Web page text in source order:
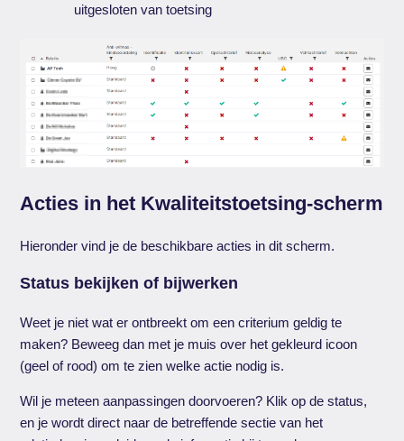
uitgesloten van toetsing
Acties in het Kwaliteitstoetsing-scherm
Hieronder vind je de beschikbare acties in dit scherm.
Status bekijken of bijwerken
Weet je niet wat er ontbreekt om een criterium geldig te
maken? Beweeg dan met je muis over het gekleurd icoon
(geel of rood) om te zien welke actie nodig is.
Wil je meteen aanpassingen doorvoeren? Klik op de status,
en je wordt direct naar de betreffende sectie van het